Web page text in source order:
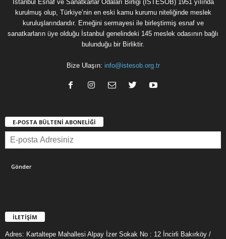
İstanbul Esnaf ve Sanatkarlar Odaları Birliği (İSTESOB) 1951 yılında
kurulmuş olup, Türkiye’nin en eski kamu kurumu niteliğinde meslek
kuruluşlarındandır. Emeğini sermayesi ile birleştirmiş esnaf ve
sanatkarların üye olduğu İstanbul genelindeki 145 meslek odasının bağlı
bulunduğu bir Birliktir.
Bize Ulaşın: info@istesob.org.tr
E-POSTA BÜLTENİ ABONELİĞİ
İLETİŞİM
Adres: Kartaltepe Mahallesi Alpay İzer Sokak No : 12 İncirli Bakırköy /